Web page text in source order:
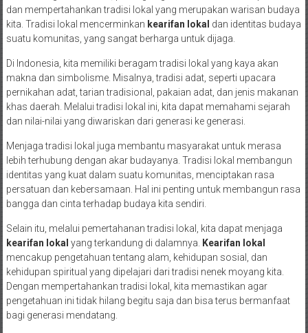
dan mempertahankan tradisi lokal yang merupakan warisan budaya
kita. Tradisi lokal mencerminkan kearifan lokal dan identitas budaya
suatu komunitas, yang sangat berharga untuk dijaga.
Di Indonesia, kita memiliki beragam tradisi lokal yang kaya akan
makna dan simbolisme. Misalnya, tradisi adat, seperti upacara
pernikahan adat, tarian tradisional, pakaian adat, dan jenis makanan
khas daerah. Melalui tradisi lokal ini, kita dapat memahami sejarah
dan nilai-nilai yang diwariskan dari generasi ke generasi.
Menjaga tradisi lokal juga membantu masyarakat untuk merasa
lebih terhubung dengan akar budayanya. Tradisi lokal membangun
identitas yang kuat dalam suatu komunitas, menciptakan rasa
persatuan dan kebersamaan. Hal ini penting untuk membangun rasa
bangga dan cinta terhadap budaya kita sendiri.
Selain itu, melalui pemertahanan tradisi lokal, kita dapat menjaga
kearifan lokal yang terkandung di dalamnya.
Kearifan lokal
mencakup pengetahuan tentang alam, kehidupan sosial, dan
kehidupan spiritual yang dipelajari dari tradisi nenek moyang kita.
Dengan mempertahankan tradisi lokal, kita memastikan agar
pengetahuan ini tidak hilang begitu saja dan bisa terus bermanfaat
bagi generasi mendatang.